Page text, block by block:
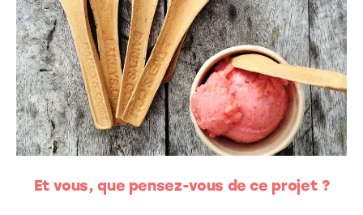
Et vous, que pensez-vous de ce projet ?